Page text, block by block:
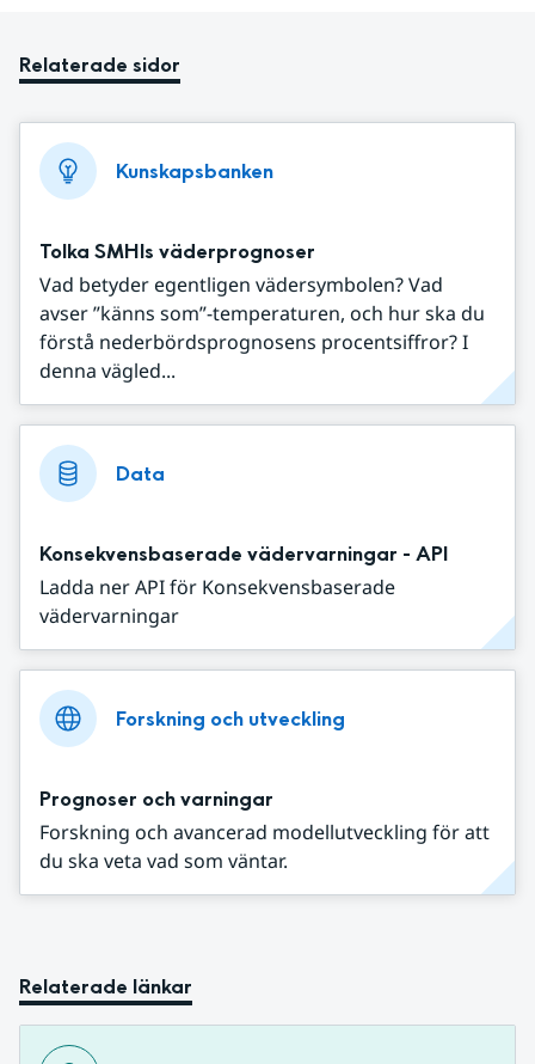
Relaterade sidor
Kunskapsbanken
Tolka SMHIs väderprognoser
Vad betyder egentligen vädersymbolen? Vad
avser ”känns som”-temperaturen, och hur ska du
förstå nederbördsprognosens procentsiffror? I
denna vägled...
Data
Konsekvensbaserade vädervarningar - API
Ladda ner API för Konsekvensbaserade
vädervarningar
Forskning och utveckling
Prognoser och varningar
Forskning och avancerad modellutveckling för att
du ska veta vad som väntar.
Relaterade länkar